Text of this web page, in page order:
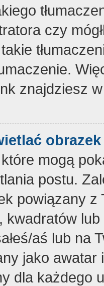
czy
znajdziesz
mogą
postu.
powiązany z
kwadratów
aś lub na
jako
dla każdego